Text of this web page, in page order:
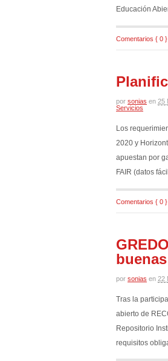
Educación
Comentarios { 0 }
por sonias en 25
Servicios
Los
2020 y
apuestan por
FAIR (datos
Comentarios { 0 }
por sonias en 22
Tras la
abierto de
Repositorio
requisitos